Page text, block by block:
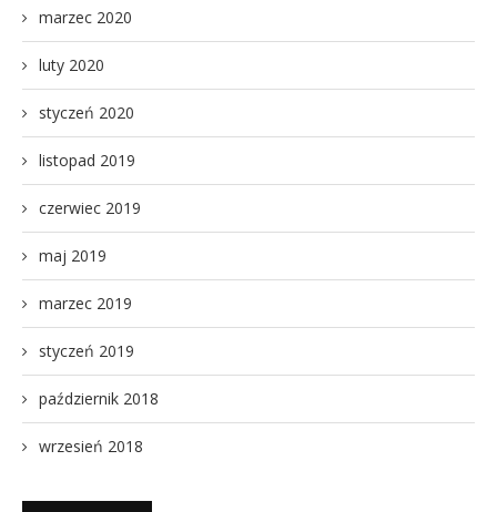
marzec 2020
luty 2020
styczeń 2020
listopad 2019
czerwiec 2019
maj 2019
marzec 2019
styczeń 2019
październik 2018
wrzesień 2018